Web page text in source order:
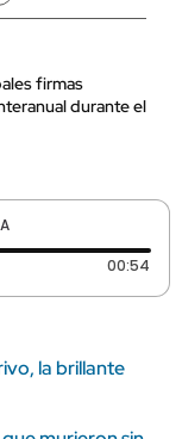
firmas
durante el
00:54
la brillante